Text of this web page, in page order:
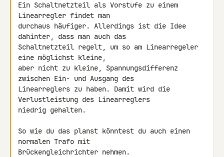
Ein Schaltnetzteil als Vorstufe zu einem
Linearregler findet man
durchaus häufiger. Allerdings ist die Idee
dahinter, dass man auch das
Schaltnetzteil regelt, um so am Linearregeler
eine möglichst kleine,
aber nicht zu kleine, Spannungsdifferenz
zwischen Ein- und Ausgang des
Linearreglers zu haben. Damit wird die
Verlustleistung des Linearreglers
niedrig gehalten.
So wie du das planst könntest du auch einen
normalen Trafo mit
Brückengleichrichter nehmen.